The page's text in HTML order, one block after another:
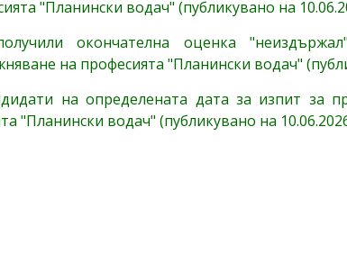
"Планински водач" (публикувано на
окончателна оценка
на професията "Планински водач"
на определената дата за изпит за
"Планински водач" (публикувано на